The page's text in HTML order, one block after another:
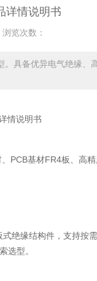
详情说明书
浏览次数：
具备优异电气绝缘、
情说明书
PCB基材FR4板、高
绝缘结构件，支持按
选型。